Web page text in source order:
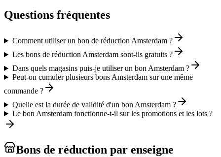
Questions fréquentes
Comment utiliser un bon de réduction Amsterdam ?
Les bons de réduction Amsterdam sont-ils gratuits ?
Dans quels magasins puis-je utiliser un bon Amsterdam ?
Peut-on cumuler plusieurs bons Amsterdam sur une même
commande ?
Quelle est la durée de validité d'un bon Amsterdam ?
Le bon Amsterdam fonctionne-t-il sur les promotions et les lots ?
Bons de réduction par enseigne